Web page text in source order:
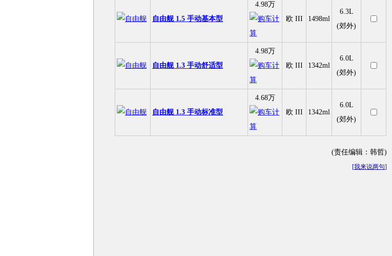
自由舰 1.5 手动基本型
4.98万
欧 III
1498ml
6.3L
(郊外)
自由舰 1.3 手动舒适型
4.98万
欧 III
1342ml
6.0L
(郊外)
自由舰 1.3 手动标准型
4.68万
欧 III
1342ml
6.0L
(郊外)
(责任编辑：韩哲)
[我来说两句]